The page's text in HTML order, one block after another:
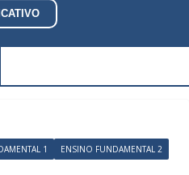
1
ENSINO FUNDAMENTAL 2